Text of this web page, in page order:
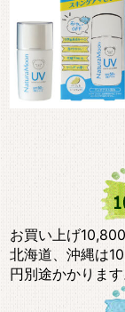
お買い上げ
北海道、沖縄は
円別途かかります